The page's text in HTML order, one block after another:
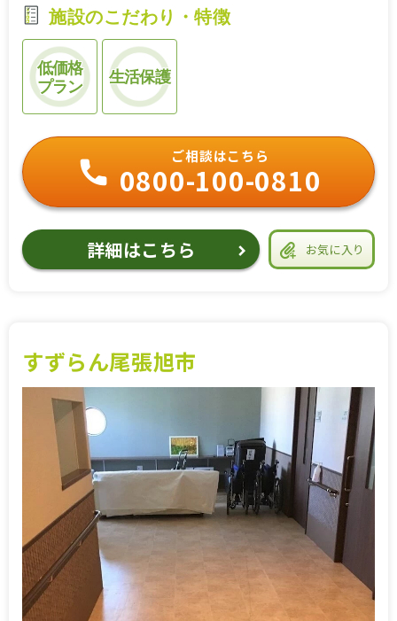
施設のこだわり・特徴
低価格
プラン
生活保護
お気に入り
ご相談はこちら
0800-100-0810
詳細はこちら
すずらん尾張旭市